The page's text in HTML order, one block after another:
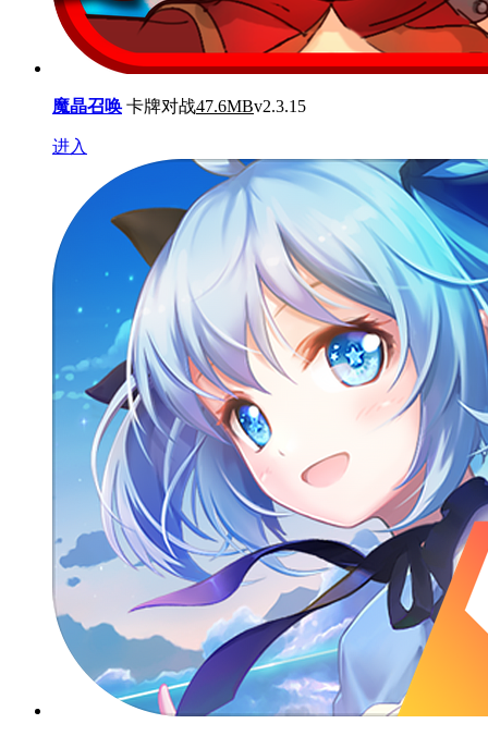
魔晶召唤 卡牌对战47.6MBv2.3.15
进入